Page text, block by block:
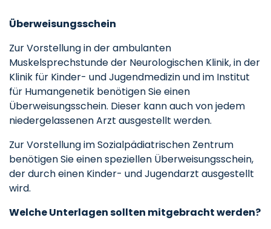
Überweisungsschein
Zur Vorstellung in der ambulanten
Muskelsprechstunde der Neurologischen Klinik, in der
Klinik für Kinder- und Jugendmedizin und im Institut
für Humangenetik benötigen Sie einen
Überweisungsschein. Dieser kann auch von jedem
niedergelassenen Arzt ausgestellt werden.
Zur Vorstellung im Sozialpädiatrischen Zentrum
benötigen Sie einen speziellen Überweisungsschein,
der durch einen Kinder- und Jugendarzt ausgestellt
wird.
Welche Unterlagen sollten mitgebracht werden?